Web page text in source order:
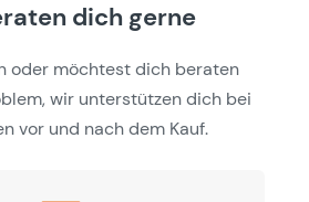
dich gerne
oder möchtest dich beraten
wir unterstützen dich bei
vor und nach dem Kauf.